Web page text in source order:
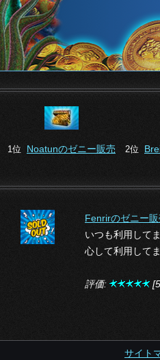
1位 Noatunのゼニー販売 2位
Fenrirのゼニー販
いつも利用して
心して利用して
評価:
サイト